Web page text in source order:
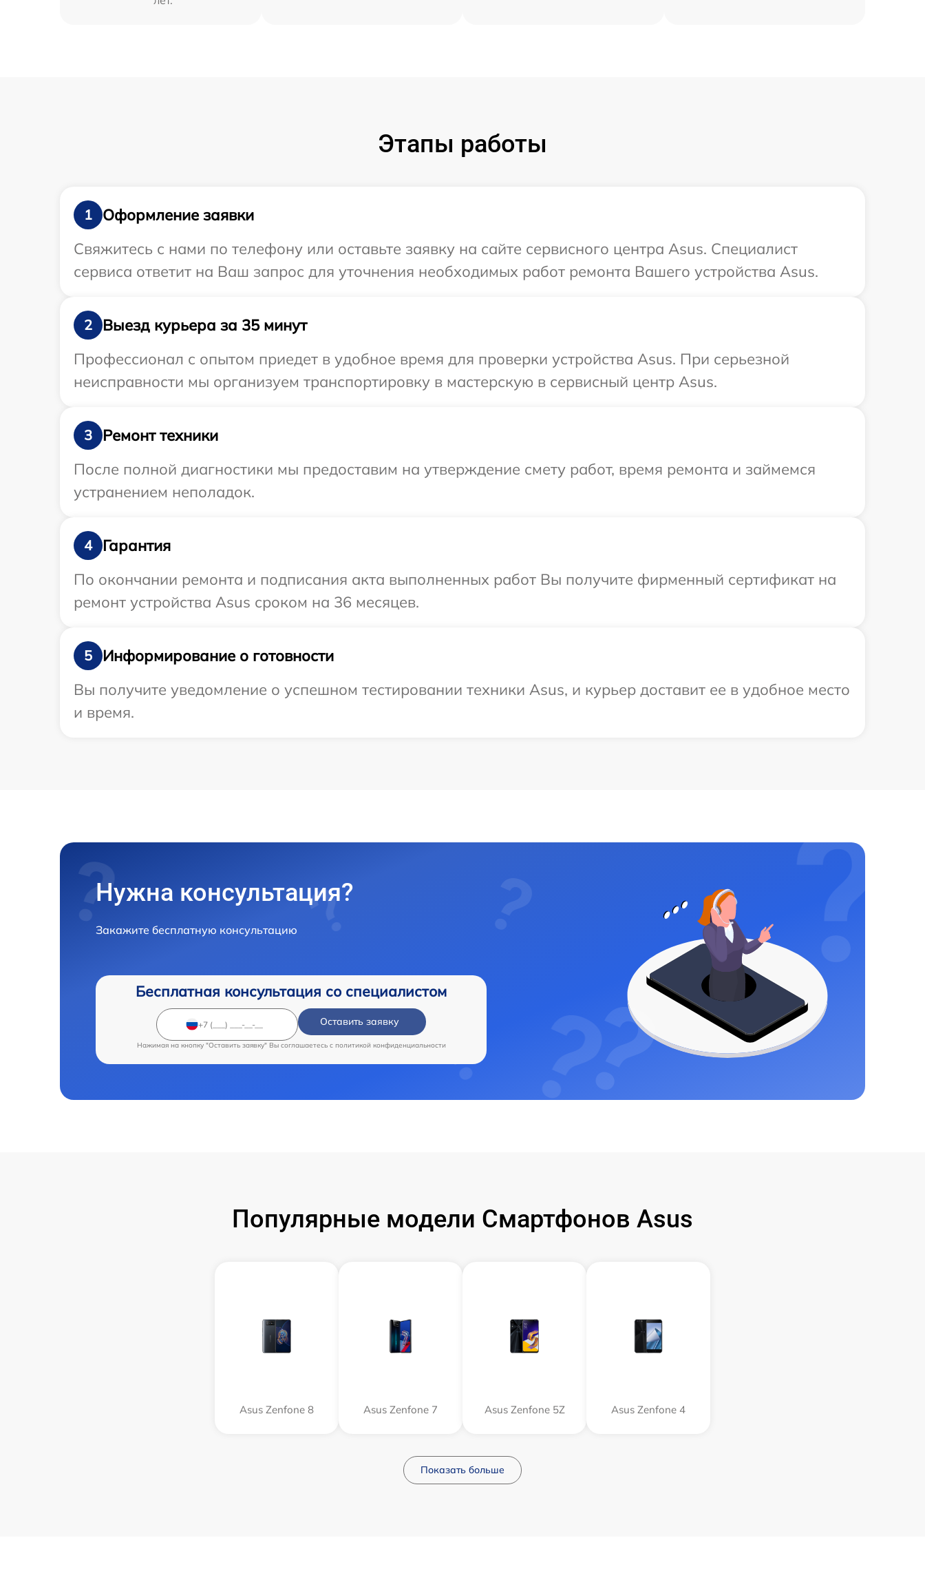
Этапы работы
1
Оформление заявки
Свяжитесь с нами по телефону или оставьте заявку на сайте сервисного центра Asus. Специалист
сервиса ответит на Ваш запрос для уточнения необходимых работ ремонта Вашего устройства Asus.
2
Выезд курьера за 35 минут
Профессионал с опытом приедет в удобное время для проверки устройства Asus. При серьезной
неисправности мы организуем транспортировку в мастерскую в сервисный центр Asus.
3
Ремонт техники
После полной диагностики мы предоставим на утверждение смету работ, время ремонта и займемся
устранением неполадок.
4
Гарантия
По окончании ремонта и подписания акта выполненных работ Вы получите фирменный сертификат на
ремонт устройства Asus сроком на 36 месяцев.
5
Информирование о готовности
Вы получите уведомление о успешном тестировании техники Asus, и курьер доставит ее в удобное место
и время.
Нужна консультация?
Закажите бесплатную консультацию
Бесплатная консультация со специалистом
Оставить заявку
Нажимая на кнопку "Оставить заявку" Вы соглашаетесь c политикой конфиденциальности
Популярные модели Смартфонов Asus
Asus Zenfone 8 Asus Zenfone 7 Asus Zenfone 5Z Asus Zenfone 4
Показать больше